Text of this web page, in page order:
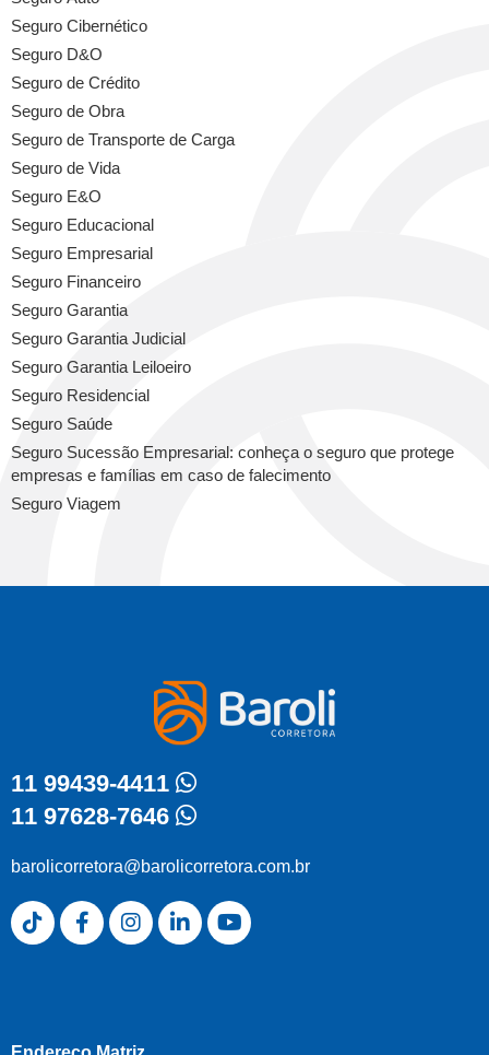
Seguro Cibernético
Seguro D&O
Seguro de Crédito
Seguro de Obra
Seguro de Transporte de Carga
Seguro de Vida
Seguro E&O
Seguro Educacional
Seguro Empresarial
Seguro Financeiro
Seguro Garantia
Seguro Garantia Judicial
Seguro Garantia Leiloeiro
Seguro Residencial
Seguro Saúde
Seguro Sucessão Empresarial: conheça o seguro que protege
empresas e famílias em caso de falecimento
Seguro Viagem
11 99439-4411
11 97628-7646
barolicorretora@barolicorretora.com.br